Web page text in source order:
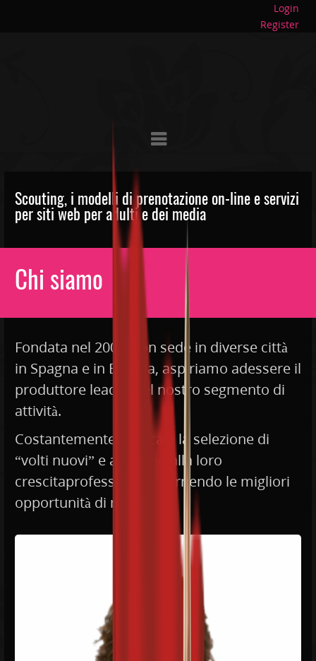
Login
Register
Scouting, i modelli di prenotazione on-line e servizi
per siti web per adulti e dei media
Chi siamo
Fondata nel 2006, con sede in diverse città
in Spagna e in Europa, aspiriamo adessere il
produttore leader nel nostro segmento di
attività.
Costantemente ricerca e la selezione di
“volti nuovi” e aspirano alla loro
crescitaprofessionale, fornendo le migliori
opportunità di mercato.